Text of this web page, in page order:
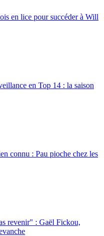
en lice pour succéder à Will
en Top 14 : la saison
connu : Pau pioche chez les
revenir" : Gaël Fickou,